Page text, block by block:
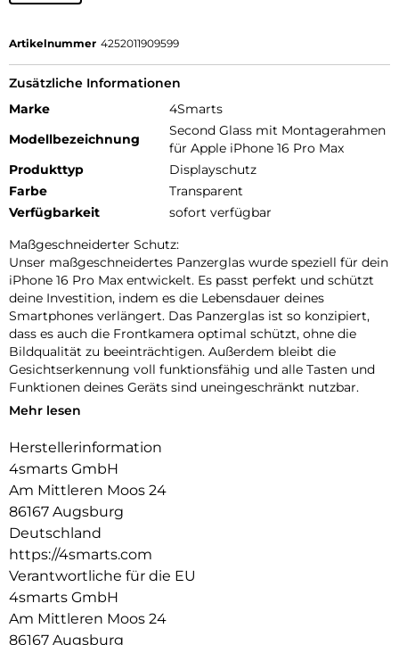
Artikelnummer 4252011909599
Zusätzliche Informationen
Marke
4Smarts
Modellbezeichnung
Second Glass mit Montagerahmen
für Apple iPhone 16 Pro Max
Produkttyp
Displayschutz
Farbe
Transparent
Verfügbarkeit
sofort verfügbar
Maßgeschneiderter Schutz:
Unser maßgeschneidertes Panzerglas wurde speziell für dein
iPhone 16 Pro Max entwickelt. Es passt perfekt und schützt
deine Investition, indem es die Lebensdauer deines
Smartphones verlängert. Das Panzerglas ist so konzipiert,
dass es auch die Frontkamera optimal schützt, ohne die
Bildqualität zu beeinträchtigen. Außerdem bleibt die
Gesichtserkennung voll funktionsfähig und alle Tasten und
Funktionen deines Geräts sind uneingeschränkt nutzbar.
Einfache Montage:
einfacher zu montieren wie eine Panzerfolie. Mit dem
mitgelieferten Montagerahmen lässt sich das Schutzglas
exakt positionieren und dank des Reinigungssets staubfrei
anbringen. Und wenn es Zeit ist, das Glas auszutauschen, ist
das genauso einfach. Mit unserem Second Glas erhältst du
einen effektiven und benutzerfreundlichen Schutz für das
Display deines Mobilgeräts.
Kristallklare Qualität:
Smartphone, sondern garantiert auch die uneingeschränkte
Mehr lesen
Herstellerinformation
4smarts GmbH
Am Mittleren Moos 24
86167 Augsburg
Deutschland
https://4smarts.com
Verantwortliche für die EU
4smarts GmbH
Am Mittleren Moos 24
86167 Augsburg